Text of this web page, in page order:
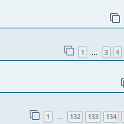
1 3 4
1 … 132 133 134